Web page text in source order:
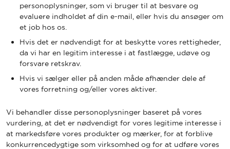
personoplysninger, som vi bruger til at besvare og
evaluere indholdet af din e-mail, eller hvis du ansøger om
et job hos os.
Hvis det er nødvendigt for at beskytte vores rettigheder,
da vi har en legitim interesse i at fastlægge, udøve og
forsvare retskrav.
Hvis vi sælger eller på anden måde afhænder dele af
vores forretning og/eller vores aktiver.
Vi behandler disse personoplysninger baseret på vores
vurdering, at det er nødvendigt for vores legitime interesse i
at markedsføre vores produkter og mærker, for at forblive
konkurrencedygtige som virksomhed og for at udføre vores